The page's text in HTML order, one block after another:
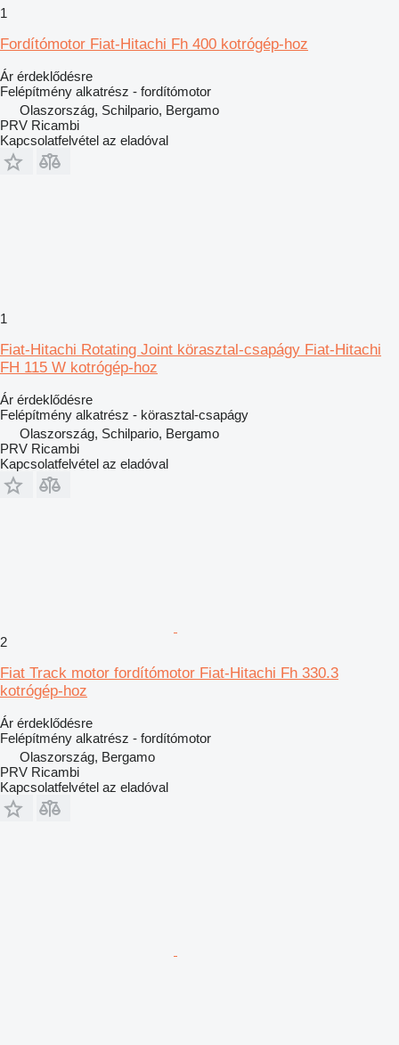
1
Fordítómotor Fiat-Hitachi Fh 400 kotrógép-hoz
Ár érdeklődésre
Felépítmény alkatrész - fordítómotor
Olaszország, Schilpario, Bergamo
PRV Ricambi
Kapcsolatfelvétel az eladóval
1
Fiat-Hitachi Rotating Joint körasztal-csapágy Fiat-Hitachi
FH 115 W kotrógép-hoz
Ár érdeklődésre
Felépítmény alkatrész - körasztal-csapágy
Olaszország, Schilpario, Bergamo
PRV Ricambi
Kapcsolatfelvétel az eladóval
2
Fiat Track motor fordítómotor Fiat-Hitachi Fh 330.3
kotrógép-hoz
Ár érdeklődésre
Felépítmény alkatrész - fordítómotor
Olaszország, Bergamo
PRV Ricambi
Kapcsolatfelvétel az eladóval